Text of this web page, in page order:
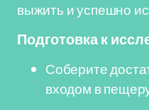
выжить и успешно
Подготовка к
Соберите
входом в